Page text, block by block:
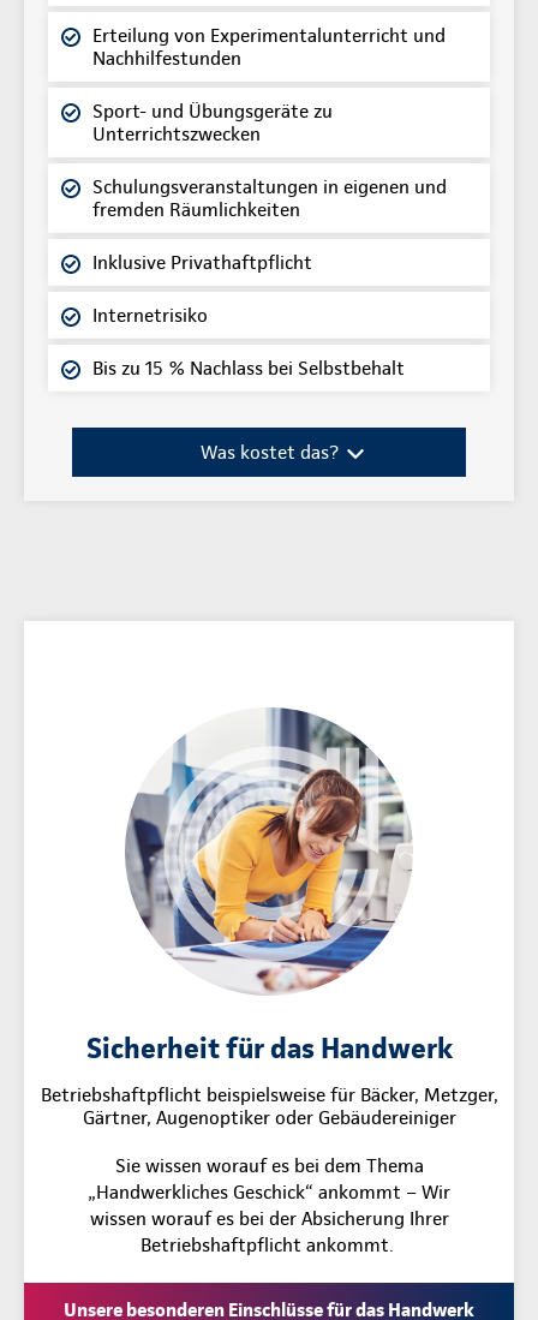
Erteilung von Experimentalunterricht und
Nachhilfestunden
Sport- und Übungsgeräte zu
Unterrichtszwecken
Schulungsveranstaltungen in eigenen und
fremden Räumlichkeiten
Inklusive Privathaftpflicht
Internetrisiko
Bis zu 15 % Nachlass bei Selbstbehalt
Was kostet das?
Sicherheit für das Handwerk
Betriebshaftpflicht beispielsweise für Bäcker, Metzger,
Gärtner, Augenoptiker oder Gebäudereiniger
Sie wissen worauf es bei dem Thema
„Handwerkliches Geschick“ ankommt – Wir
wissen worauf es bei der Absicherung Ihrer
Betriebshaftpflicht ankommt.
Unsere besonderen Einschlüsse für das Handwerk